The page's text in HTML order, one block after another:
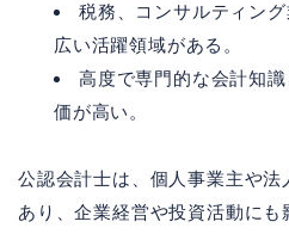
税務、コンサルティング
広い活躍領域がある。
高度で専門的な会計知
価が高い。
公認会計士は、個人事業主や
あり、企業経営や投資活動に